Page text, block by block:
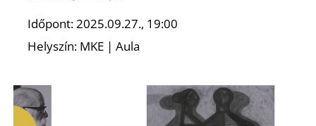
Időpont: 2025.09.27., 19:00
Helyszín: MKE | Aula